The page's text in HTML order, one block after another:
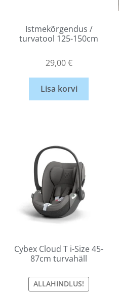
Istmekõrgendus /
turvatool 125-150cm
29,00€
Lisa korvi
Cybex Cloud T i-Size 45-
87cm turvahäll
ALLAHINDLUS!